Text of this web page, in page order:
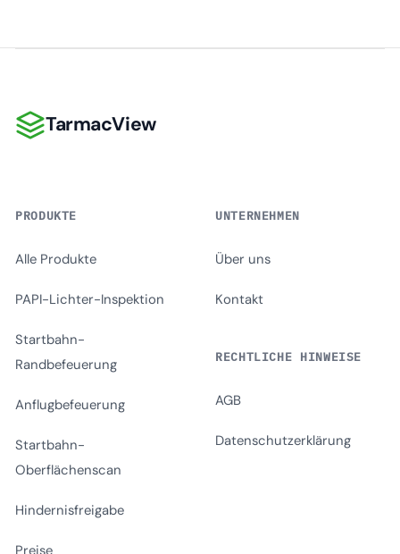
TarmacView
TarmacView
PRODUKTE
Alle Produkte
PAPI-Lichter-Inspektion
Startbahn-
Randbefeuerung
Anflugbefeuerung
Startbahn-
Oberflächenscan
Hindernisfreigabe
Preise
UNTERNEHMEN
Über uns
Kontakt
RECHTLICHE HINWEISE
AGB
Datenschutzerklärung